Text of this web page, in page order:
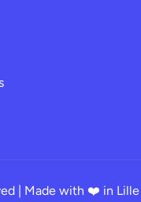
| Made with ❤️ in Lille